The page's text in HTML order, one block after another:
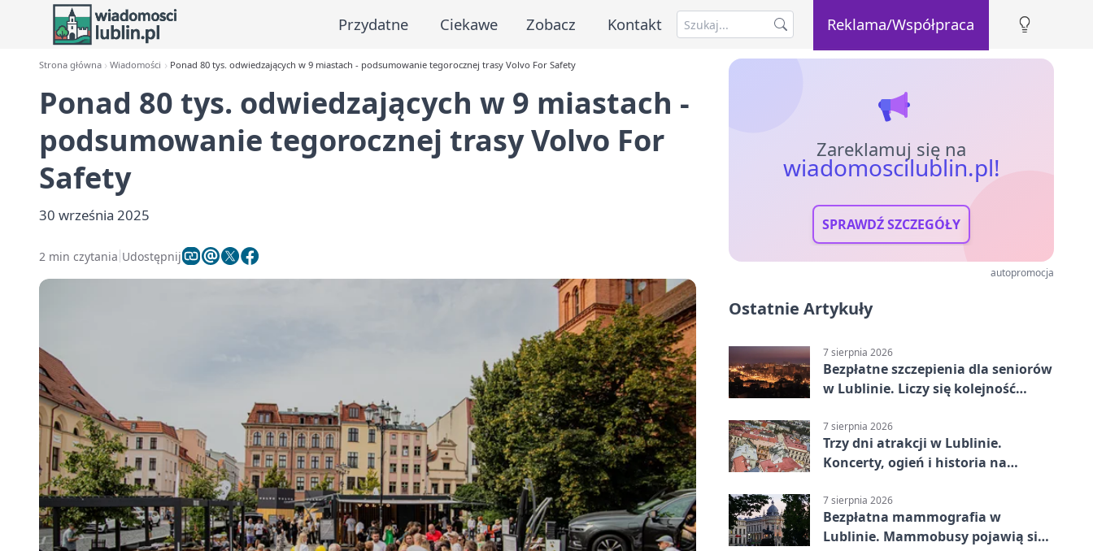
Przydatne Ciekawe Zobacz Kontakt Reklama/Współpraca
Strona główna Wiadomości Ponad 80 tys. odwiedzających w 9 miastach - podsumowanie tegorocznej trasy Volvo For Safety
Ponad 80 tys. odwiedzających w 9 miastach -
podsumowanie tegorocznej trasy Volvo For
Safety
30 września 2025
2 min czytania Udostępnij
Zareklamuj się na
wiadomoscilublin.pl!
SPRAWDŹ SZCZEGÓŁY
autopromocja
Ostatnie Artykuły
7 sierpnia 2026
Bezpłatne szczepienia dla seniorów
w Lublinie. Liczy się kolejność
7 sierpnia 2026
Trzy dni atrakcji w Lublinie.
Koncerty, ogień i historia na
7 sierpnia 2026
Bezpłatna mammografia w
Lublinie. Mammobusy pojawią się